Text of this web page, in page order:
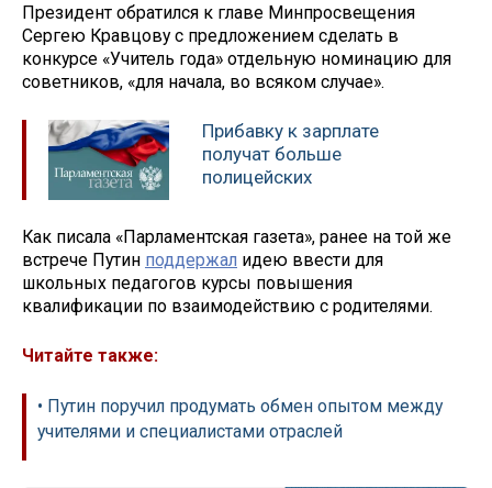
Президент обратился к главе Минпросвещения
Сергею Кравцову с предложением сделать в
конкурсе «Учитель года» отдельную номинацию для
советников, «для начала, во всяком случае».
Прибавку к зарплате
получат больше
полицейских
Как писала «Парламентская газета», ранее на той же
встрече Путин поддержал идею ввести для
школьных педагогов курсы повышения
квалификации по взаимодействию с родителями.
Читайте также:
• Путин поручил продумать обмен опытом между
учителями и специалистами отраслей